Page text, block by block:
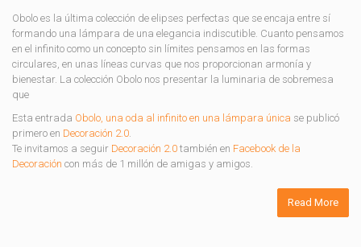
Obolo es la última colección de elipses perfectas que se encaja entre sí
formando una lámpara de una elegancia indiscutible. Cuanto pensamos
en el infinito como un concepto sin límites pensamos en las formas
circulares, en unas líneas curvas que nos proporcionan armonía y
bienestar. La colección Obolo nos presentar la luminaria de sobremesa
que
Esta entrada Obolo, una oda al infinito en una lámpara única se publicó
primero en Decoración 2.0.
Te invitamos a seguir Decoración 2.0 también en Facebook de la
Decoración con más de 1 millón de amigas y amigos.
Read More